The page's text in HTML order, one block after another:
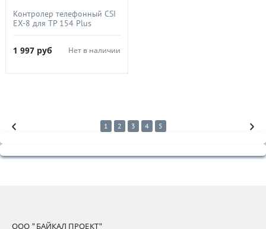
Контролер телефонный CSI
EX-8 для TP 154 Plus
1 997 руб Нет в наличии
1 2 3 4 5
ООО "БАЙКАЛ ПРОЕКТ"